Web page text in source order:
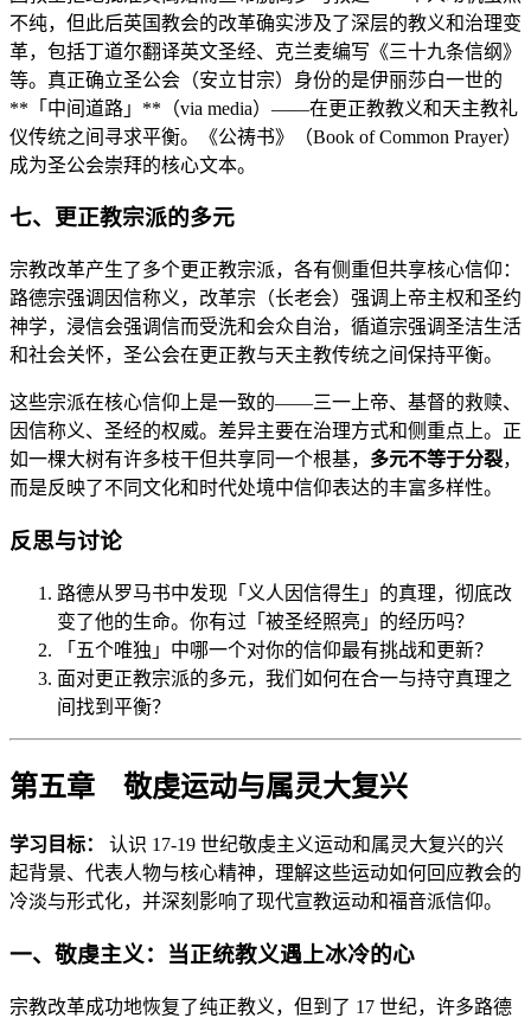
不纯，但此后英国教会的改革确实涉及了深层的教义和治理变
革，包括丁道尔翻译英文圣经、克兰麦编写《三十九条信纲》
等。真正确立圣公会（安立甘宗）身份的是伊丽莎白一世的
**「中间道路」**（via media）——在更正教教义和天主教礼
仪传统之间寻求平衡。《公祷书》（Book of Common Prayer）
成为圣公会崇拜的核心文本。
七、更正教宗派的多元
宗教改革产生了多个更正教宗派，各有侧重但共享核心信仰：
路德宗强调因信称义，改革宗（长老会）强调上帝主权和圣约
神学，浸信会强调信而受洗和会众自治，循道宗强调圣洁生活
和社会关怀，圣公会在更正教与天主教传统之间保持平衡。
这些宗派在核心信仰上是一致的——三一上帝、基督的救赎、
因信称义、圣经的权威。差异主要在治理方式和侧重点上。正
如一棵大树有许多枝干但共享同一个根基， 多元不等于分裂，
而是反映了不同文化和时代处境中信仰表达的丰富多样性。
反思与讨论
路德从罗马书中发现「义人因信得生」的真理，彻底改
变了他的生命。你有过「被圣经照亮」的经历吗？
「五个唯独」中哪一个对你的信仰最有挑战和更新？
面对更正教宗派的多元，我们如何在合一与持守真理之
间找到平衡？
第五章 敬虔运动与属灵大复兴
学习目标：
认识 17-19 世纪敬虔主义运动和属灵大复兴的兴
起背景、代表人物与核心精神，理解这些运动如何回应教会的
冷淡与形式化，并深刻影响了现代宣教运动和福音派信仰。
一、敬虔主义：当正统教义遇上冰冷的心
宗教改革成功地恢复了纯正教义，但到了 17 世纪，许多路德